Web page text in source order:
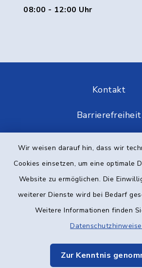
Wir weisen darauf hin, dass wir
Cookies einsetzen, um eine optimale
Website zu ermöglichen. Die
weiterer Dienste wird bei Bedarf
Weitere Informationen finden
Zur Kenntnis
08:00 - 12:00 Uhr
Kontakt
Barrierefreiheit
Impressum
Elektronische
Sitemap
Cookie-